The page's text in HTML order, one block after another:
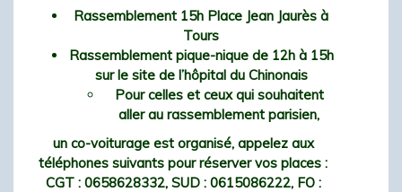
Rassemblement 15h Place Jean Jaurès à
Tours
Rassemblement pique-nique de 12h à 15h
sur le site de l’hôpital du Chinonais
Pour celles et ceux qui souhaitent
aller au rassemblement parisien,
un co-voiturage est organisé, appelez aux
téléphones suivants pour réserver vos places :
CGT : 0658628332, SUD : 0615086222, FO :